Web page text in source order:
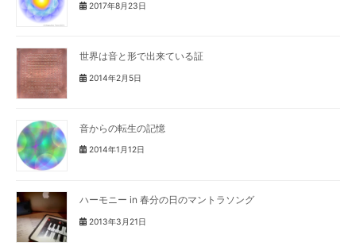
2017年8月23日
世界は音と形で出来ている証
2014年2月5日
音からの転生の記憶
2014年1月12日
ハーモニー in 春分の日のマントラソング
2013年3月21日